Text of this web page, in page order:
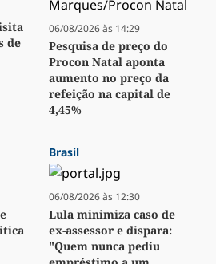
de
06/08/2026 às 14:29
Pesquisa de preço do
Procon Natal aponta
aumento no preço da
refeição na capital de
4,45%
Brasil
06/08/2026 às 12:30
Lula minimiza caso de
ex-assessor e dispara:
"Quem nunca pediu